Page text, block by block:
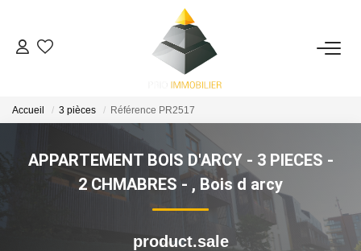
ACHETER
ESTIMATION
NOS ACTIONS COMMERCIALES
NOTRE AGENCE
Accueil 3 pièces Référence PR2517
APPARTEMENT BOIS D'ARCY - 3 PIECES -
2 CHMABRES - , Bois d arcy
product.sale